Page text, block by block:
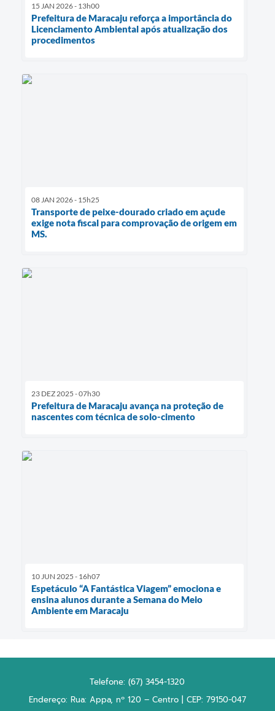
15 JAN 2026 - 13h00
Prefeitura de Maracaju reforça a importância do
Licenciamento Ambiental após atualização dos
procedimentos
08 JAN 2026 - 15h25
Transporte de peixe-dourado criado em açude
exige nota fiscal para comprovação de origem em
MS.
23 DEZ 2025 - 07h30
Prefeitura de Maracaju avança na proteção de
nascentes com técnica de solo-cimento
10 JUN 2025 - 16h07
Espetáculo “A Fantástica Viagem” emociona e
ensina alunos durante a Semana do Meio
Ambiente em Maracaju
Telefone: (67) 3454-1320
Endereço: Rua: Appa, nº 120 – Centro | CEP: 79150-047